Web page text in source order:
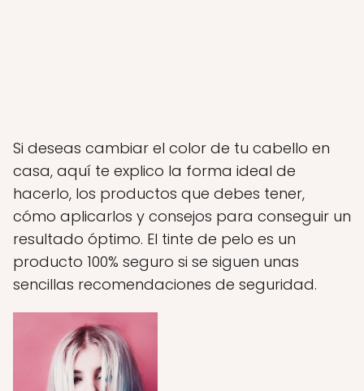
Si deseas cambiar el color de tu cabello en
casa, aquí te explico la forma ideal de
hacerlo, los productos que debes tener,
cómo aplicarlos y consejos para conseguir un
resultado óptimo. El tinte de pelo es un
producto 100% seguro si se siguen unas
sencillas recomendaciones de seguridad.